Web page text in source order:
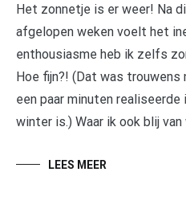
Het zonnetje is er weer! Na
afgelopen weken voelt het
enthousiasme heb ik zelfs
Hoe fijn?! (Dat was trouwens
een paar minuten
winter is.) Waar ik ook blij van
LEES MEER